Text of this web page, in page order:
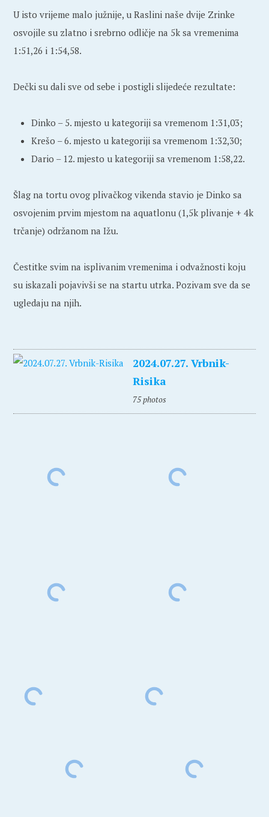
U isto vrijeme malo južnije, u Raslini naše dvije Zrinke
osvojile su zlatno i srebrno odličje na 5k sa vremenima
1:51,26 i 1:54,58.
Dečki su dali sve od sebe i postigli slijedeće rezultate:
Dinko – 5. mjesto u kategoriji sa vremenom 1:31,03;
Krešo – 6. mjesto u kategoriji sa vremenom 1:32,30;
Dario – 12. mjesto u kategoriji sa vremenom 1:58,22.
Šlag na tortu ovog plivačkog vikenda stavio je Dinko sa
osvojenim prvim mjestom na aquatlonu (1,5k plivanje + 4k
trčanje) održanom na Ižu.
Čestitke svim na isplivanim vremenima i odvažnosti koju
su iskazali pojavivši se na startu utrka. Pozivam sve da se
ugledaju na njih.
2024.07.27. Vrbnik-
Risika
75 photos